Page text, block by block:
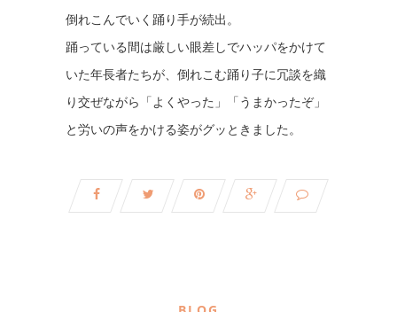
倒れこんでいく踊り手が続出。
踊っている間は厳しい眼差しでハッパをかけて
いた年長者たちが、倒れこむ踊り子に冗談を織
り交ぜながら「よくやった」「うまかったぞ」
と労いの声をかける姿がグッときました。